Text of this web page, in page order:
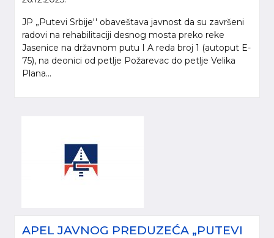
JP „Putevi Srbije'' obaveštava javnost da su završeni
radovi na rehabilitaciji desnog mosta preko reke
Jasenice na državnom putu I A reda broj 1 (autoput E-
75), na deonici od petlje Požarevac do petlje Velika
Plana...
APEL JAVNOG PREDUZEĆA „PUTEVI